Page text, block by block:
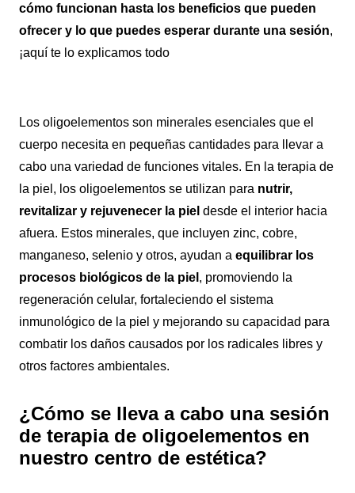
cómo funcionan hasta los beneficios que pueden
ofrecer y lo que puedes esperar durante una sesión,
¡aquí te lo explicamos todo
Los oligoelementos son minerales esenciales que el
cuerpo necesita en pequeñas cantidades para llevar a
cabo una variedad de funciones vitales. En la terapia de
la piel, los oligoelementos se utilizan para nutrir,
revitalizar y rejuvenecer la piel desde el interior hacia
afuera. Estos minerales, que incluyen zinc, cobre,
manganeso, selenio y otros, ayudan a equilibrar los
procesos biológicos de la piel , promoviendo la
regeneración celular, fortaleciendo el sistema
inmunológico de la piel y mejorando su capacidad para
combatir los daños causados por los radicales libres y
otros factores ambientales.
¿Cómo se lleva a cabo una sesión
de terapia de oligoelementos en
nuestro centro de estética?